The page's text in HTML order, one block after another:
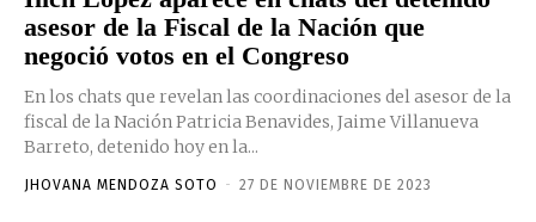
asesor de la Fiscal de la Nación que
negoció votos en el Congreso
En los chats que revelan las coordinaciones del asesor de la
fiscal de la Nación Patricia Benavides, Jaime Villanueva
Barreto, detenido hoy en la...
JHOVANA MENDOZA SOTO - 27 DE NOVIEMBRE DE 2023